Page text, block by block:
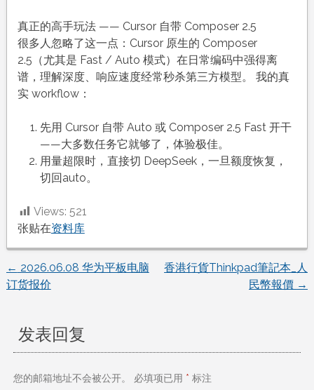
真正的高手玩法 —— Cursor 自带 Composer 2.5
很多人忽略了这一点：Cursor 原生的 Composer
2.5（尤其是 Fast / Auto 模式）在日常编码中强得离
谱，理解深度、响应速度经常秒杀第三方模型。 我的真
实 workflow：
先用 Cursor 自带 Auto 或 Composer 2.5 Fast 开干
——大多数任务它就够了，体验极佳。
用量超限时，直接切 DeepSeek，一旦额度恢复，
切回auto。
Views: 521
张贴在资料库
文
导
航
← 2026.06.08 华为平板电脑
订货报价
香港行貨Thinkpad筆記本_人
民幣報價 →
发表回复
您的邮箱地址不会被公开。 必填项已用 * 标注